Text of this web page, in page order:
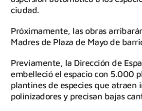
ciudad.
Próximamente, las obras
Madres de Plaza de Mayo de
Previamente, la Dirección de
embelleció el espacio con 5.000
plantines de especies que atraen
polinizadores y precisan bajas